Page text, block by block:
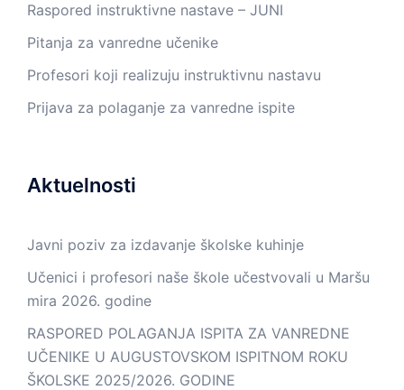
Raspored instruktivne nastave – JUNI
Pitanja za vanredne učenike
Profesori koji realizuju instruktivnu nastavu
Prijava za polaganje za vanredne ispite
Aktuelnosti
Javni poziv za izdavanje školske kuhinje
Učenici i profesori naše škole učestvovali u Maršu
mira 2026. godine
RASPORED POLAGANJA ISPITA ZA VANREDNE
UČENIKE U AUGUSTOVSKOM ISPITNOM ROKU
ŠKOLSKE 2025/2026. GODINE